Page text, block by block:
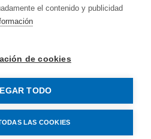
Systems GmbH
el contenido y publicidad
de cookies
TODO
LAS COOKIES